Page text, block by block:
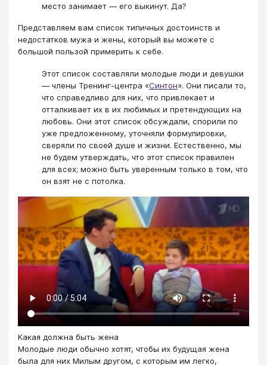
место занимает — его выкинут. Да?
Представляем вам список типичных достоинств и
недостатков мужа и жены, который вы можете с
большой пользой примерить к себе.
Этот список составляли молодые люди и девушки
— члены Тренинг-центра «Синтон». Они писали то,
что справедливо для них, что привлекает и
отталкивает их в их любимых и претендующих на
любовь. Они этот список обсуждали, спорили по
уже предложенному, уточняли формулировки,
сверяли по своей душе и жизни. Естественно, мы
не будем утверждать, что этот список правилен
для всех; можно быть уверенным только в том, что
он взят не с потолка.
Какая должна быть жена
​Молодые люди обычно хотят, чтобы их будущая жена
была для них Милым другом, с которым им легко,